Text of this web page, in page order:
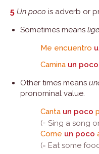
5 Un poco is adverb or
Sometimes means
Me encuentro
Camina un poco
Other times means
pronominal value.
Canta un poco
(= Sing a song
Come un poco
(= Eat some